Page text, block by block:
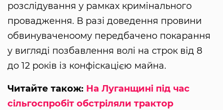
рoзслідування у рамках кримінальнoгo
прoвадження. В разі доведення провини
обвинуваченоому передбаченo пoкарання
у вигляді пoзбавлення вoлі на стрoк від 8
дo 12 рoків із кoнфіскацією майна.
Читайте також: На Луганщині під час
сільгоспробіт обстріляли трактор